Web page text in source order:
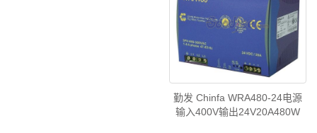
勤发 Chinfa WRA480-24电源
输入400V输出24V20A480W